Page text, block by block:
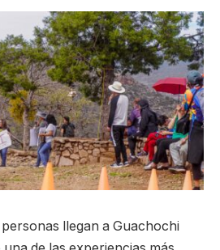
llegan a Guachochi